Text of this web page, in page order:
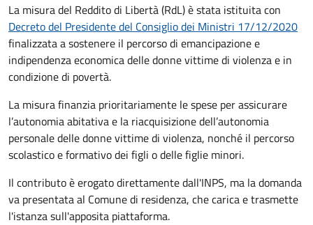
La misura del Reddito di Libertà (RdL) è stata istituita con
Decreto del Presidente del Consiglio dei Ministri 17/12/2020
finalizzata a sostenere il percorso di emancipazione e
indipendenza economica delle donne vittime di violenza e in
condizione di povertà.
La misura finanzia prioritariamente le spese per assicurare
l’autonomia abitativa e la riacquisizione dell’autonomia
personale delle donne vittime di violenza, nonché il percorso
scolastico e formativo dei figli o delle figlie minori.
Il contributo è erogato direttamente dall'INPS, ma la domanda
va presentata al Comune di residenza, che carica e trasmette
l'istanza sull'apposita piattaforma.